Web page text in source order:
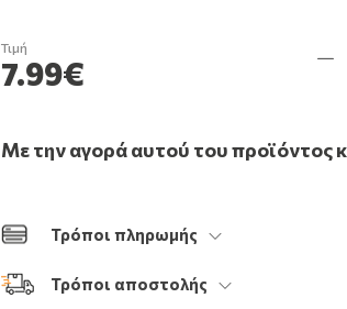
Τιμή
7.99€
Με την αγορά αυτού του προϊόντος
Τρόποι πληρωμής
Τρόποι αποστολής